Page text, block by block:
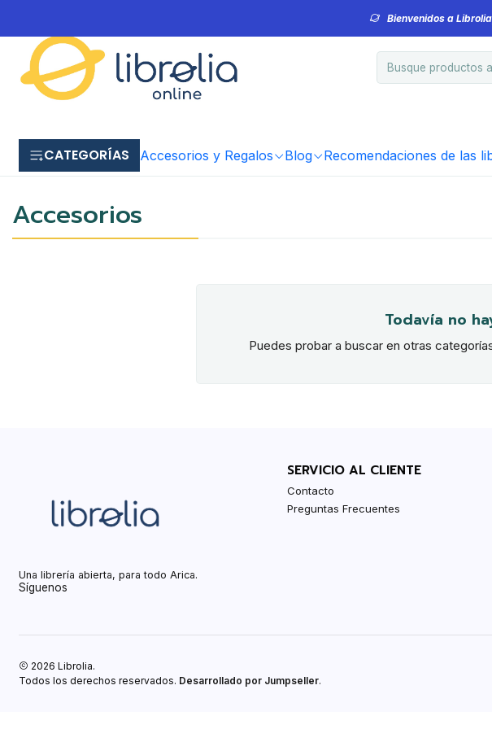
CATEGORÍAS Accesorios y Regalos Blog Recomendaciones de las
Bienvenidos a
Accesorios
Todavía no
Puedes probar a buscar en otras
Una librería abierta, para todo Arica.
Síguenos
SERVICIO AL CLIENTE
Contacto
Preguntas Frecuentes
2026 Librolia.
Todos los derechos reservados. Desarrollado por Jumpseller.